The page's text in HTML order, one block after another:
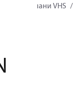
Клапани VHS